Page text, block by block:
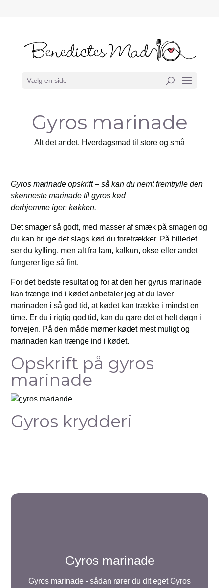
Vælg en side
Gyros marinade
Alt det andet, Hverdagsmad til store og små
Gyros marinade opskrift – så kan du nemt fremtrylle den
skønneste marinade til gyros kød
derhjemme igen køkken.
Det smager så godt, med masser af smæk på smagen og
du kan bruge det slags kød du foretrækker. På billedet
ser du kylling, men alt fra lam, kalkun, okse eller andet
fungerer lige så fint.
For det bedste resultat og for at den her gyrus marinade
kan trænge ind i kødet anbefaler jeg at du laver
marinaden i så god tid, at kødet kan trække i mindst en
time. Er du i rigtig god tid, kan du gøre det et helt døgn i
forvejen. På den måde mørner kødet mest muligt og
marinaden kan trænge ind i kødet.
Opskrift på gyros
marinade
Gyros krydderi
Gyros marinade
Gyros marinade - sådan rører du dit eget Gyros